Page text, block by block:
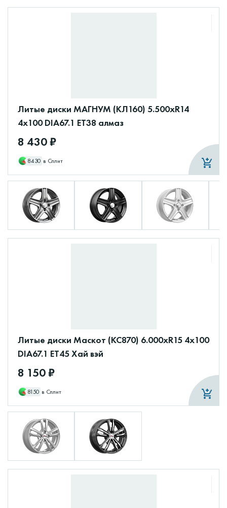
Литые диски МАГНУМ (КЛ160) 5.500xR14
4x100 DIA67.1 ET38 алмаз
8 430 ₽
8430 в Сплит
Литые диски Маскот (КС870) 6.000xR15 4x100
DIA67.1 ET45 Хай вэй
8 150 ₽
8150 в Сплит